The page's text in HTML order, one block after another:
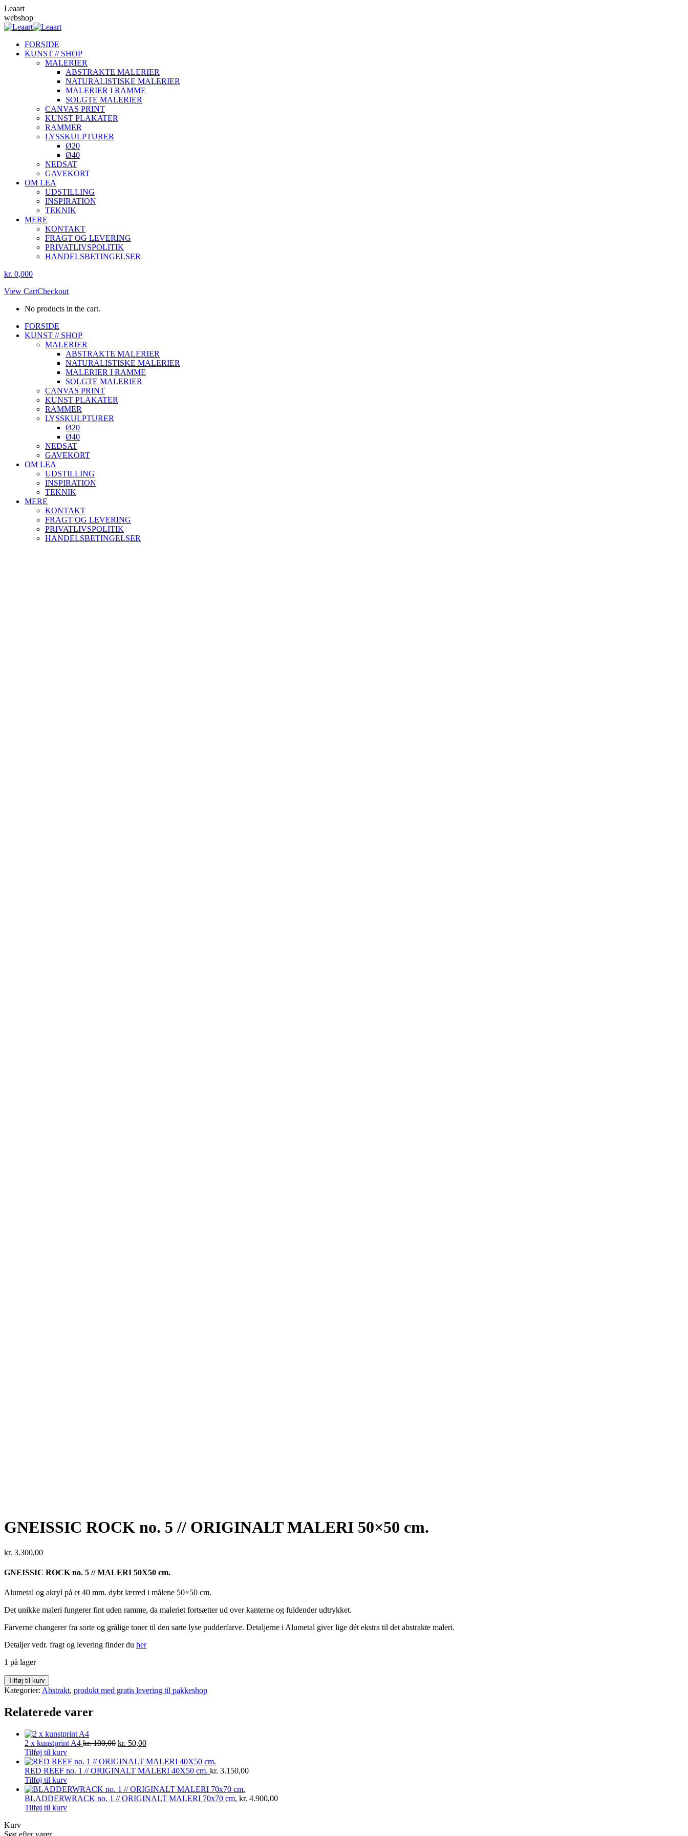
Skip
to
content
Leaart
webshop
FORSIDE
KUNST // SHOP
MALERIER
ABSTRAKTE MALERIER
NATURALISTISKE MALERIER
MALERIER I RAMME
SOLGTE MALERIER
CANVAS PRINT
KUNST PLAKATER
RAMMER
LYSSKULPTURER
Ø20
Ø40
NEDSAT
GAVEKORT
OM LEA
UDSTILLING
INSPIRATION
TEKNIK
MERE
KONTAKT
FRAGT OG LEVERING
PRIVATLIVSPOLITIK
HANDELSBETINGELSER
kr. 0,000
View CartCheckout
No products in the cart.
Instagram
page
Facebook
page
FORSIDE
KUNST // SHOP
MALERIER
ABSTRAKTE MALERIER
NATURALISTISKE MALERIER
MALERIER I RAMME
SOLGTE MALERIER
CANVAS PRINT
KUNST PLAKATER
RAMMER
LYSSKULPTURER
Ø20
Ø40
NEDSAT
GAVEKORT
OM LEA
UDSTILLING
INSPIRATION
TEKNIK
MERE
KONTAKT
FRAGT OG LEVERING
PRIVATLIVSPOLITIK
HANDELSBETINGELSER
GNEISSIC ROCK no. 5 // ORIGINALT MALERI 50×50 cm.
kr. 3.300,00
GNEISSIC ROCK no. 5 // MALERI 50X50 cm.
Alumetal og akryl på et 40 mm. dybt lærred i målene 50×50 cm.
Det unikke maleri fungerer fint uden ramme, da maleriet fortsætter ud over kanterne og fuldender udtrykket.
Farverne changerer fra sorte og grålige toner til den sarte lyse pudderfarve. Detaljerne i Alumetal giver lige dét ekstra til det abstrakte maleri.
Detaljer vedr. fragt og levering finder du her
1 på lager
GNEISSIC
ROCK
5
//
MALERI
antal
Tilføj til kurv
Kategorier: Abstrakt, produkt med gratis levering til pakkeshop
Relaterede varer
2 x kunstprint A4 kr.100,00 Den
pris
var:
kr. 50,00Den
pris
er:
Tilføj til kurv
RED REEF no. 1 // ORIGINALT MALERI 40X50 cm. kr. 3.150,00
Tilføj til kurv
BLADDERWRACK no. 1 // ORIGINALT MALERI 70x70 cm. kr. 4.900,00
Tilføj til kurv
Kurv